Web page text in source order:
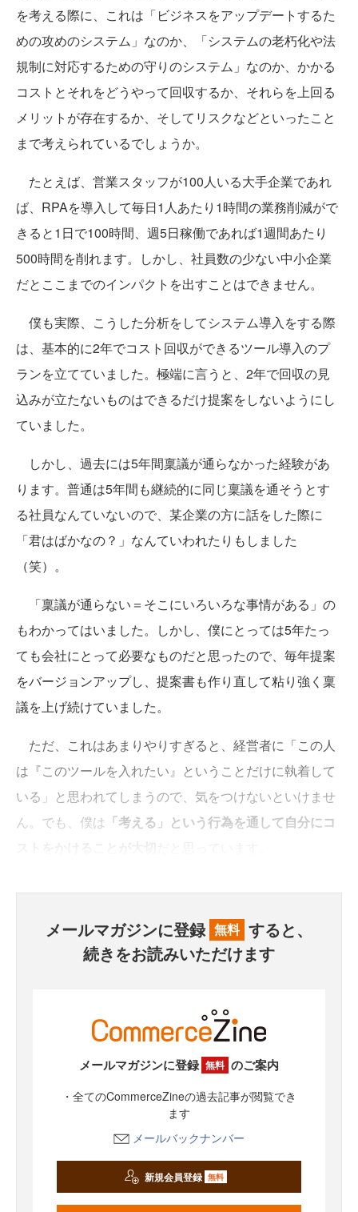
を考える際に、これは「ビジネスをアップデートするた
めの攻めのシステム」なのか、「システムの老朽化や法
規制に対応するための守りのシステム」なのか、かかる
コストとそれをどうやって回収するか、それらを上回る
メリットが存在するか、そしてリスクなどといったこと
まで考えられているでしょうか。
たとえば、営業スタッフが100人いる大手企業であれ
ば、RPAを導入して毎日1人あたり1時間の業務削減がで
きると1日で100時間、週5日稼働であれば1週間あたり
500時間を削れます。しかし、社員数の少ない中小企業
だとここまでのインパクトを出すことはできません。
僕も実際、こうした分析をしてシステム導入をする際
は、基本的に2年でコスト回収ができるツール導入のプ
ランを立てていました。極端に言うと、2年で回収の見
込みが立たないものはできるだけ提案をしないようにし
ていました。
しかし、過去には5年間稟議が通らなかった経験があ
ります。普通は5年間も継続的に同じ稟議を通そうとす
る社員なんていないので、某企業の方に話をした際に
「君はばかなの？」なんていわれたりもしました
（笑）。
「稟議が通らない＝そこにいろいろな事情がある」の
もわかってはいました。しかし、僕にとっては5年たっ
ても会社にとって必要なものだと思ったので、毎年提案
をバージョンアップし、提案書も作り直して粘り強く稟
議を上げ続けていました。
ただ、これはあまりやりすぎると、経営者に「この人
は『このツールを入れたい』ということだけに執着して
いる」と思われてしまうので、気をつけないといけませ
ん。でも、僕は 「考える」という行為を通して自分にコ
メールマガジンに登録 無料 すると、
続きをお読みいただけます
メールマガジンに登録 無料 のご案内
・全てのCommerceZineの過去記事が閲覧でき
ます
メールバックナンバー
新規会員登録 無料